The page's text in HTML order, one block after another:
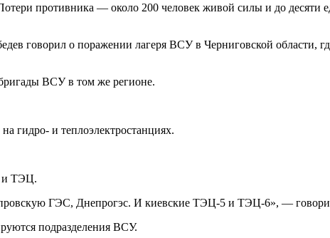
противника — около 200 человек живой силы и до
говорил о поражении лагеря ВСУ в Черниговской области,
ВСУ в том же регионе.
гидро- и теплоэлектростанциях.
и ТЭЦ.
ГЭС, Днепрогэс. И киевские ТЭЦ-5 и ТЭЦ-6», —
подразделения ВСУ.